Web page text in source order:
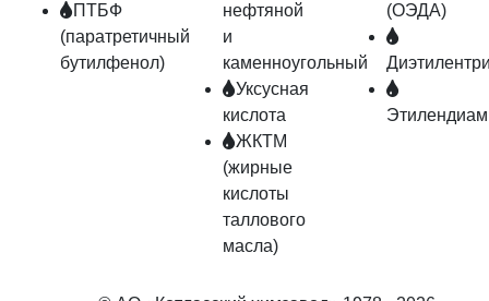
ПТБФ
(паратретичный
бутилфенол)
нефтяной
и
каменноугольный
Уксусная
кислота
ЖКТМ
(жирные
кислоты
таллового
масла)
(ОЭДА)